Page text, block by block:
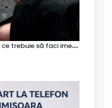
T
elefon scăpat în apă – ce trebuie să faci imediat și ce greșeli să eviți